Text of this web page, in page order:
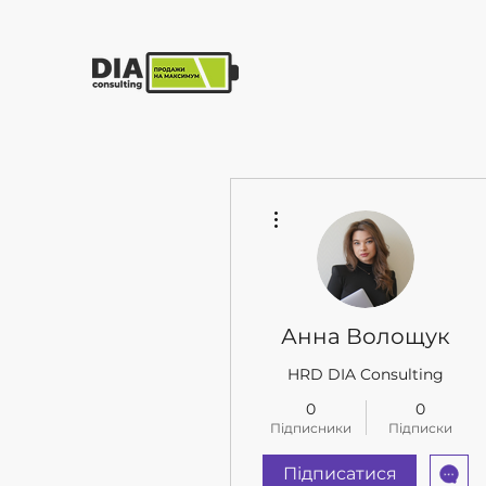
Анна Волощук
HRD DIA Consulting
0
Підписники
0
Підписки
Підписатися